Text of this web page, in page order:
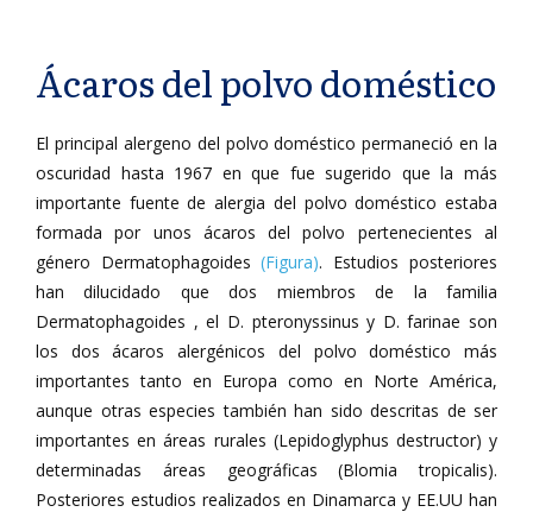
Ácaros del polvo doméstico
El principal alergeno del polvo doméstico permaneció en la
oscuridad hasta 1967 en que fue sugerido que la más
importante fuente de alergia del polvo doméstico estaba
formada por unos ácaros del polvo pertenecientes al
género Dermatophagoides (Figura). Estudios posteriores
han dilucidado que dos miembros de la familia
Dermatophagoides , el D. pteronyssinus y D. farinae son
los dos ácaros alergénicos del polvo doméstico más
importantes tanto en Europa como en Norte América,
aunque otras especies también han sido descritas de ser
importantes en áreas rurales (Lepidoglyphus destructor) y
determinadas áreas geográficas (Blomia tropicalis).
Posteriores estudios realizados en Dinamarca y EE.UU han